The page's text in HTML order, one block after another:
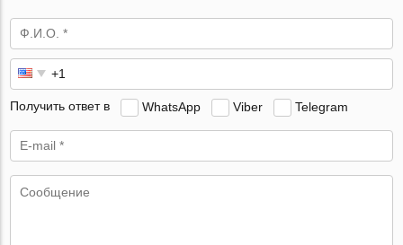
Получить ответ в WhatsApp Viber Telegram